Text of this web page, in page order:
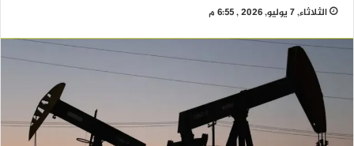
الثلاثاء, 7 يوليو, 2026 , 6:55 م